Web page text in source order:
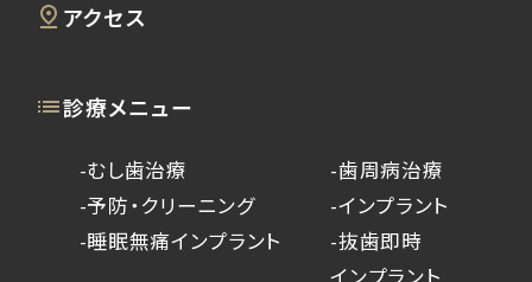
アクセス
診療メニュー
-むし歯治療
-歯周病治療
-予防・クリーニング
-インプラント
-睡眠無痛インプラント
-抜歯即時